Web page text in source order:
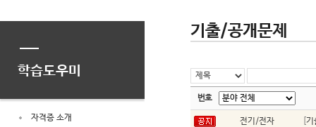
학습도우미
자격증 소개
기출/공개문제
번호
전기/전자 기